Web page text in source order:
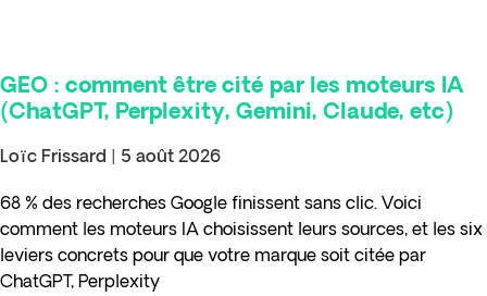
GEO : comment être cité par les moteurs IA
(ChatGPT, Perplexity, Gemini, Claude, etc)
Loïc Frissard 5 août 2026
68 % des recherches Google finissent sans clic. Voici
comment les moteurs IA choisissent leurs sources, et les six
leviers concrets pour que votre marque soit citée par
ChatGPT, Perplexity